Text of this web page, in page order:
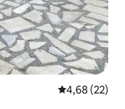
Gemiddelde
4,68 (22)